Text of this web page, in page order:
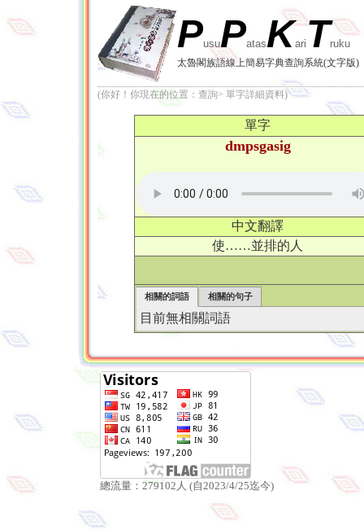
PusuPatasKariTruku
太魯閣族語線上簡易字典查詢系統(文字版)
(你好！你現在的位置：查詢> 單字詳細資料)
單字
dmpsgasig
中文翻譯
使……並排的人
相關的詞語 相關的句子
目前無相關詞語
總流量：279102人 (自2023/4/25迄今)